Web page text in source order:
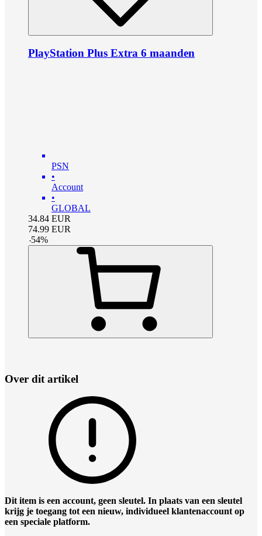
PlayStation Plus Extra 6 maanden
PSN
•
Account
•
GLOBAL
34.84 EUR
74.99 EUR
-54%
Over dit artikel
Dit item is een account, geen sleutel. In plaats van een sleutel
krijg je toegang tot een nieuw, individueel klantenaccount op
een speciale platform.